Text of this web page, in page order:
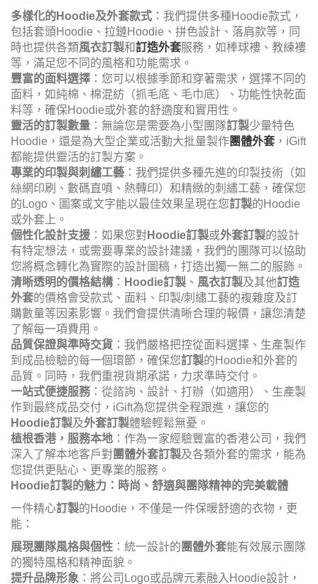
多樣化的Hoodie及外套款式 ：我們提供多種Hoodie款式，
包括套頭Hoodie、拉鏈Hoodie、拼色設計、落肩款等，同
時也提供各類風衣訂製和訂造外套服務，如棒球褸、教練褸
等，滿足您不同的風格和功能需求。
豐富的面料選擇 ：您可以根據季節和穿著需求，選擇不同的
面料，如純棉、棉混紡（抓毛底、毛巾底）、功能性快乾面
料等，確保Hoodie或外套的舒適度和實用性。
靈活的訂製數量 ：無論您是需要為小型團隊訂製少量特色
Hoodie，還是為大型企業或活動大批量製作團體外套 ，iGift
都能提供靈活的訂製方案。
專業的印製與刺繡工藝 ：我們提供多種先進的印製技術（如
絲網印刷、數碼直噴、熱轉印）和精緻的刺繡工藝，確保您
的Logo、圖案或文字能以最佳效果呈現在您訂製的Hoodie
或外套上。
個性化設計支援 ：如果您對Hoodie訂製或外套訂製的設計
有特定想法，或需要專業的設計建議，我們的團隊可以協助
您將概念轉化為實際的設計圖稿，打造出獨一無二的服飾。
清晰透明的價格結構： Hoodie訂製 、 風衣訂製及其他訂造
外套的價格會受款式、面料、印製/刺繡工藝的複雜度及訂
購數量等因素影響。我們會提供清晰合理的報價，讓您清楚
了解每一項費用。
品質保證與準時交貨 ：我們嚴格把控從面料選擇、生產製作
到成品檢驗的每一個環節，確保您訂製的Hoodie和外套的
品質。同時，我們重視貨期承諾，力求準時交付。
一站式便捷服務 ：從諮詢、設計、打辦（如適用）、生產製
作到最終成品交付，iGift為您提供全程跟進，讓您的
Hoodie訂製及外套訂製體驗輕鬆無憂。
植根香港，服務本地 ：作為一家經驗豐富的香港公司，我們
深入了解本地客戶對團體外套訂製及各類外套的需求，能為
您提供更貼心、更專業的服務。
Hoodie訂製的魅力：時尚、舒適與團隊精神的完美載體
一件精心訂製的Hoodie，不僅是一件保暖舒適的衣物，更
能：
展現團隊風格與個性 ：統一設計的 團體外套能有效展示團隊
的獨特風格和精神面貌。
提升品牌形象 ：將公司Logo或品牌元素融入Hoodie設計，